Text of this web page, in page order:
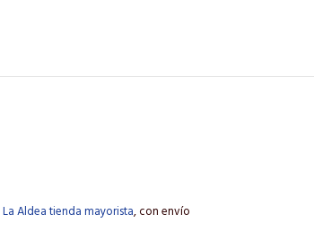
La Aldea tienda mayorista, con envío